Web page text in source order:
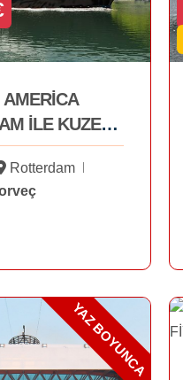
İLE KUZEY
FİYORTLAR
Rotterdam
YAZ BOYUNCA